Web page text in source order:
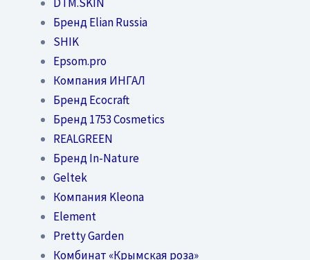
Бренд Elian Russia
SHIK
Epsom.pro
Компания ИНГАЛ
Бренд Ecocraft
Бренд 1753 Cosmetics
REALGREEN
Бренд In-Nature
Geltek
Компания Kleona
Element
Pretty Garden
Комбинат «Крымская роза»